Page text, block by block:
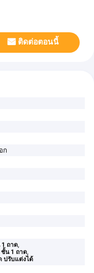
ติดต่อตอนนี้
ก
1 ถาด,
ชั้น 1 ถาด,
ปรับแต่งได้